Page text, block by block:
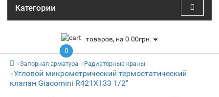
Категории
0
товаров, на 0.00грн.
Запорная арматура Радиаторные краны
Угловой микрометрический термостатический
клапан Giacomini R421X133 1/2"